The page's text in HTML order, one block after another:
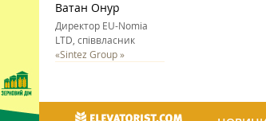
Ватан Онур
Директор EU-Nomia
LTD, співвласник
«Sintez Group »